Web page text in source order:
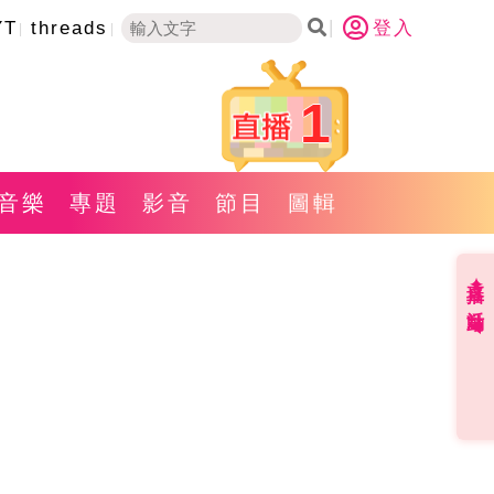
threads 登入
1
樂 專題 影音 節目 圖輯
直播✦活動